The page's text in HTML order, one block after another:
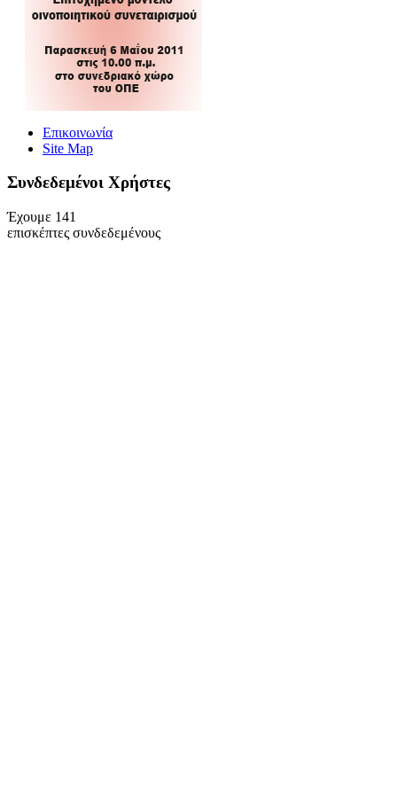
Επικοινωνία
Site Map
Συνδεδεμένοι Xρήστες
Έχουμε 141
επισκέπτες συνδεδεμένους